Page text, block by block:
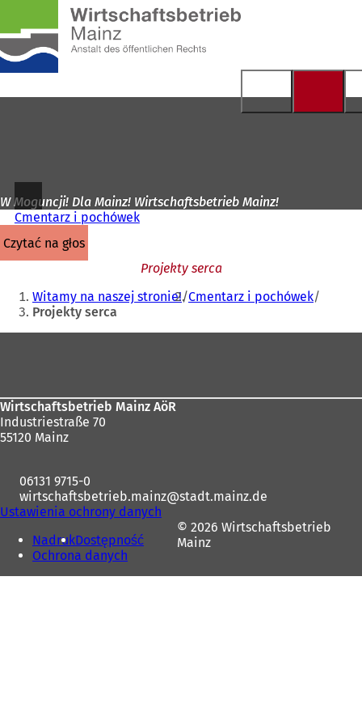
Przejdź do treści
głównej
W Moguncji! Dla Mainz! Wirtschaftsbetrieb Mainz!
Cmentarz i pochówek
czytać na głos
Projekty serca
Jesteś
tutaj:
Witamy na naszej stronie! Cmentarz i pochówek
Projekty serca
Wirtschaftsbetrieb Mainz AöR
Industriestraße 70
55120 Mainz
06131 9715-0
wirtschaftsbetrieb.mainz
stadt.mainz de
Ustawienia ochrony danych
NadrukDostępność
Ochrona danych
© 2026 Wirtschaftsbetrieb
Mainz